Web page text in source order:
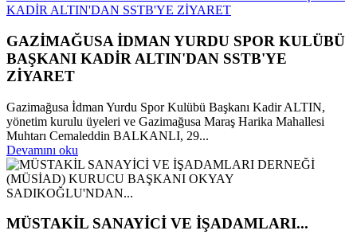
KADİR ALTIN'DAN SSTB'YE ZİYARET
GAZİMAĞUSA İDMAN YURDU SPOR KULÜBÜ
BAŞKANI KADİR ALTIN'DAN SSTB'YE
ZİYARET
Gazimağusa İdman Yurdu Spor Kulübü Başkanı Kadir ALTIN,
yönetim kurulu üyeleri ve Gazimağusa Maraş Harika Mahallesi
Muhtarı Cemaleddin BALKANLI, 29...
Devamını oku
MÜSTAKİL SANAYİCİ VE İŞADAMLARI...